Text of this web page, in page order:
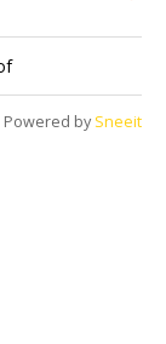
Powered by Sneeit